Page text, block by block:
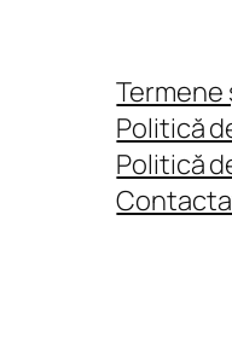
Termene
Politică
Politică